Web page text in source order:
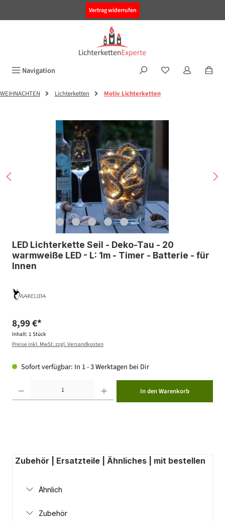
Vertrag widerrufen
Navigation
WEIHNACHTEN Lichterketten Motiv Lichterketten
Bildergalerie überspringen
LED Lichterkette Seil - Deko-Tau - 20
warmweiße LED - L: 1m - Timer - Batterie - für
Innen
8,99 €*
Inhalt: 1 Stück
Preise inkl. MwSt. zzgl. Versandkosten
Sofort verfügbar: In 1 - 3 Werktagen bei Dir
In den Warenkorb
Zubehör | Ersatzteile | Ähnliches | mit bestellen
Ähnlich
Zubehör